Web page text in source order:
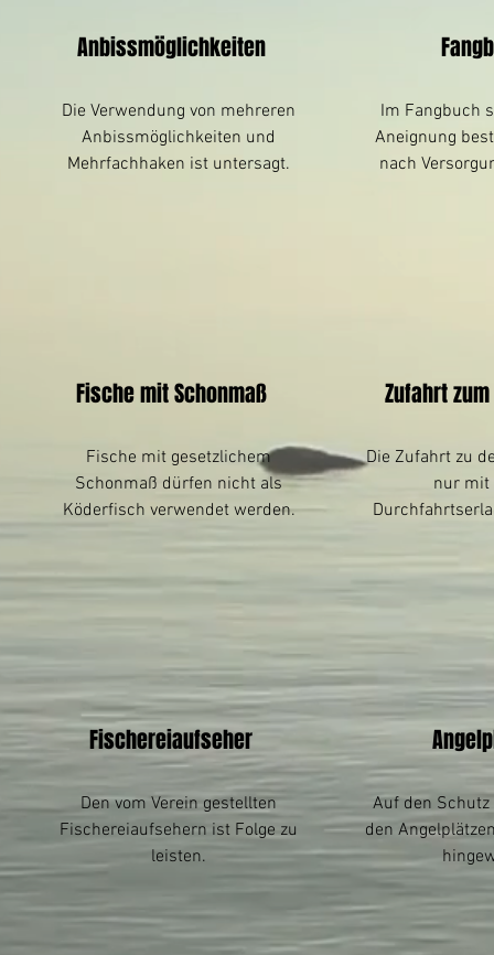
Anbissmöglichkeiten
Die Verwendung von mehreren
Anbissmöglichkeiten und
Mehrfachhaken ist untersagt.
Fische mit Schonmaß
Fische mit gesetzlichem
Schonmaß dürfen nicht als
Köderfisch verwendet werden.
Fischereiaufseher
Den vom Verein gestellten
Fischereiaufsehern ist Folge zu
leisten.
Im Fangbuch
Aneignung
nach
Zufahrt
Die Zufahrt zu
nur mit
Auf den Schutz
den